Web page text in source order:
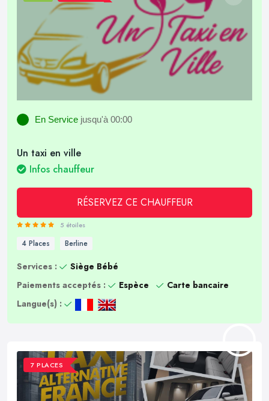
En Service jusqu'à 00:00
Un taxi en ville
Infos chauffeur
RÉSERVEZ CE CHAUFFEUR
5 étoiles
4 Places Berline
Services :
Siège Bébé
Paiements acceptés :
Espèce
Carte bancaire
Langue(s) :
7 PLACES